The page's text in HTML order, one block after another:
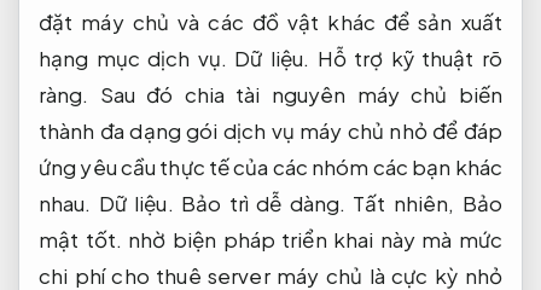
đặt máy chủ và các đồ vật khác để sản xuất
hạng mục dịch vụ. Dữ liệu. Hỗ trợ kỹ thuật rõ
ràng. Sau đó chia tài nguyên máy chủ biến
thành đa dạng gói dịch vụ máy chủ nhỏ để đáp
ứng yêu cầu thực tế của các nhóm các bạn khác
nhau. Dữ liệu. Bảo trì dễ dàng. Tất nhiên, Bảo
mật tốt. nhờ biện pháp triển khai này mà mức
chi phí cho thuê server máy chủ là cực kỳ nhỏ